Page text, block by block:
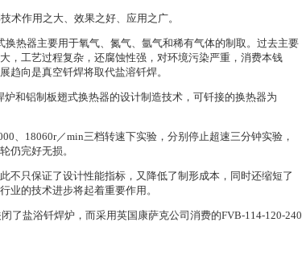
术作用之大、效果之好、应用之广。
热器主要用于氧气、氮气、氩气和稀有气体的制取。过去主要
，工艺过程复杂，还腐蚀性强，对环境污染严重，消费本钱
趋向是真空钎焊将取代盐溶钎焊。
和铝制板翅式换热器的设计制造技术，可钎接的换热器为
、18060r／min三档转速下实验，分别停止超速三分钟实验，
仍完好无损。
不只保证了设计性能指标，又降低了制形成本，同时还缩短了
业的技术进步将起着重要作用。
了盐浴钎焊炉，而采用英国康萨克公司消费的FVB-114-120-240